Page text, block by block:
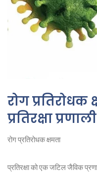
रोग प्रतिरोधक
प्रतिरक्षा
रोग प्रतिरोधक क्षमता
प्रतिरक्षा को एक जटिल जैविक